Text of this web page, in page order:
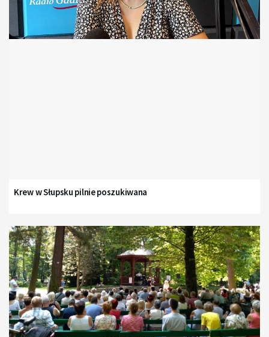
Krew w Słupsku pilnie poszukiwana